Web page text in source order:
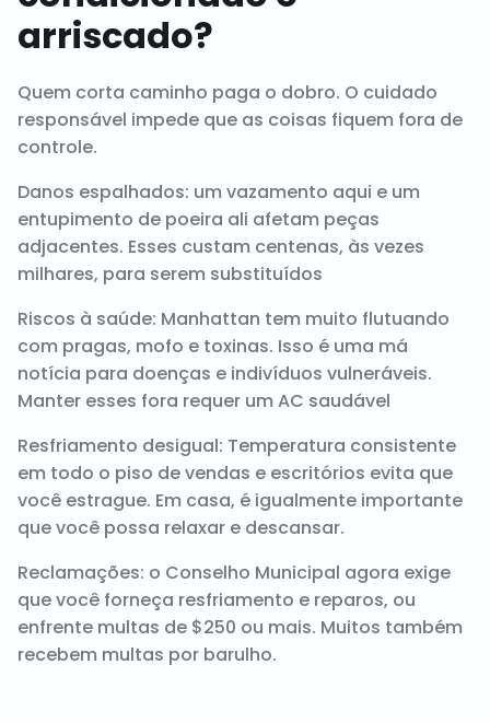
arriscado?
Quem corta caminho paga o dobro. O cuidado
responsável impede que as coisas fiquem fora de
controle.
Danos espalhados: um vazamento aqui e um
entupimento de poeira ali afetam peças
adjacentes. Esses custam centenas, às vezes
milhares, para serem substituídos
Riscos à saúde: Manhattan tem muito flutuando
com pragas, mofo e toxinas. Isso é uma má
notícia para doenças e indivíduos vulneráveis.
Manter esses fora requer um AC saudável
Resfriamento desigual: Temperatura consistente
em todo o piso de vendas e escritórios evita que
você estrague. Em casa, é igualmente importante
que você possa relaxar e descansar.
Reclamações: o Conselho Municipal agora exige
que você forneça resfriamento e reparos, ou
enfrente multas de $250 ou mais. Muitos também
recebem multas por barulho.